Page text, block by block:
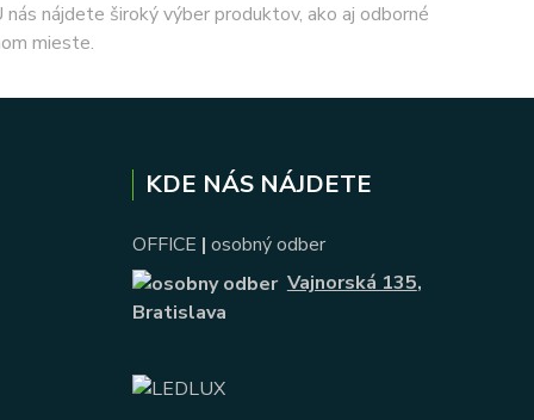
nájdete široký výber produktov, ako aj odborné
mieste.
KDE NÁS NÁJDETE
OFFICE | osobný odber
Vajnorská 135,
Bratislava